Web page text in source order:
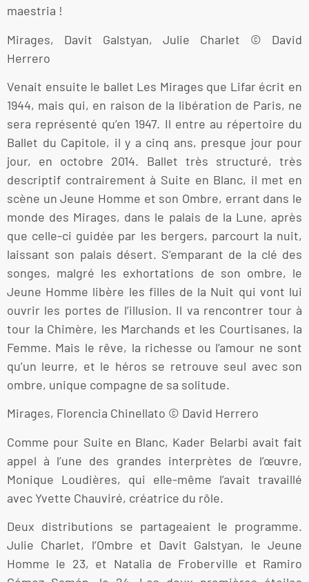
maestria !
Mirages, Davit Galstyan, Julie Charlet © David
Herrero
Venait ensuite le ballet Les Mirages que Lifar écrit en
1944, mais qui, en raison de la libération de Paris, ne
sera représenté qu’en 1947. Il entre au répertoire du
Ballet du Capitole, il y a cinq ans, presque jour pour
jour, en octobre 2014. Ballet très structuré, très
descriptif contrairement à Suite en Blanc, il met en
scène un Jeune Homme et son Ombre, errant dans le
monde des Mirages, dans le palais de la Lune, après
que celle-ci guidée par les bergers, parcourt la nuit,
laissant son palais désert. S’emparant de la clé des
songes, malgré les exhortations de son ombre, le
Jeune Homme libère les filles de la Nuit qui vont lui
ouvrir les portes de l’illusion. Il va rencontrer tour à
tour la Chimère, les Marchands et les Courtisanes, la
Femme. Mais le rêve, la richesse ou l’amour ne sont
qu’un leurre, et le héros se retrouve seul avec son
ombre, unique compagne de sa solitude.
Mirages, Florencia Chinellato © David Herrero
Comme pour Suite en Blanc, Kader Belarbi avait fait
appel à l’une des grandes interprètes de l’œuvre,
Monique Loudières, qui elle-même l’avait travaillé
avec Yvette Chauviré, créatrice du rôle.
Deux distributions se partageaient le programme.
Julie Charlet, l’Ombre et Davit Galstyan, le Jeune
Homme le 23, et Natalia de Froberville et Ramiro